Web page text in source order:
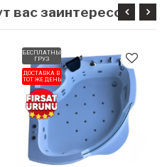
БЕСПЛАТНЫЙ
ГРУЗ
ДОСТАВКА В
ТОТ ЖЕ ДЕНЬ